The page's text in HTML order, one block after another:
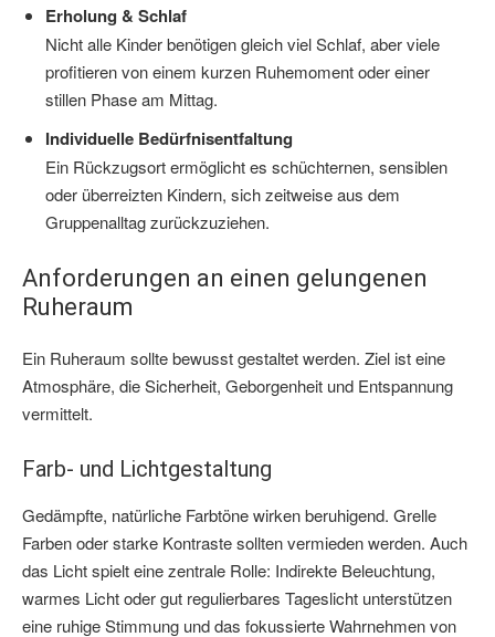
Erholung & Schlaf
Nicht alle Kinder benötigen gleich viel Schlaf, aber viele
profitieren von einem kurzen Ruhemoment oder einer
stillen Phase am Mittag.
Individuelle Bedürfnisentfaltung
Ein Rückzugsort ermöglicht es schüchternen, sensiblen
oder überreizten Kindern, sich zeitweise aus dem
Gruppenalltag zurückzuziehen.
Anforderungen an einen gelungenen
Ruheraum
Ein Ruheraum sollte bewusst gestaltet werden. Ziel ist eine
Atmosphäre, die Sicherheit, Geborgenheit und Entspannung
vermittelt.
Farb- und Lichtgestaltung
Gedämpfte, natürliche Farbtöne wirken beruhigend. Grelle
Farben oder starke Kontraste sollten vermieden werden. Auch
das Licht spielt eine zentrale Rolle: Indirekte Beleuchtung,
warmes Licht oder gut regulierbares Tageslicht unterstützen
eine ruhige Stimmung und das fokussierte Wahrnehmen von